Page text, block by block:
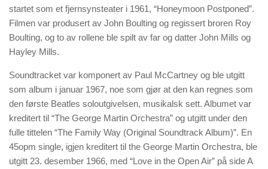
startet som et fjernsynsteater i 1961, “Honeymoon Postponed”.
Filmen var produsert av John Boulting og regissert broren Roy
Boulting, og to av rollene ble spilt av far og datter John Mills og
Hayley Mills.
Soundtracket var komponert av Paul McCartney og ble utgitt
som album i januar 1967, noe som gjør at den kan regnes som
den første Beatles soloutgivelsen, musikalsk sett. Albumet var
kreditert til “The George Martin Orchestra” og utgitt under den
fulle tittelen “The Family Way (Original Soundtrack Album)”. En
45opm single, igjen kreditert til the George Martin Orchestra, ble
utgitt 23. desember 1966, med “Love in the Open Air” på side A